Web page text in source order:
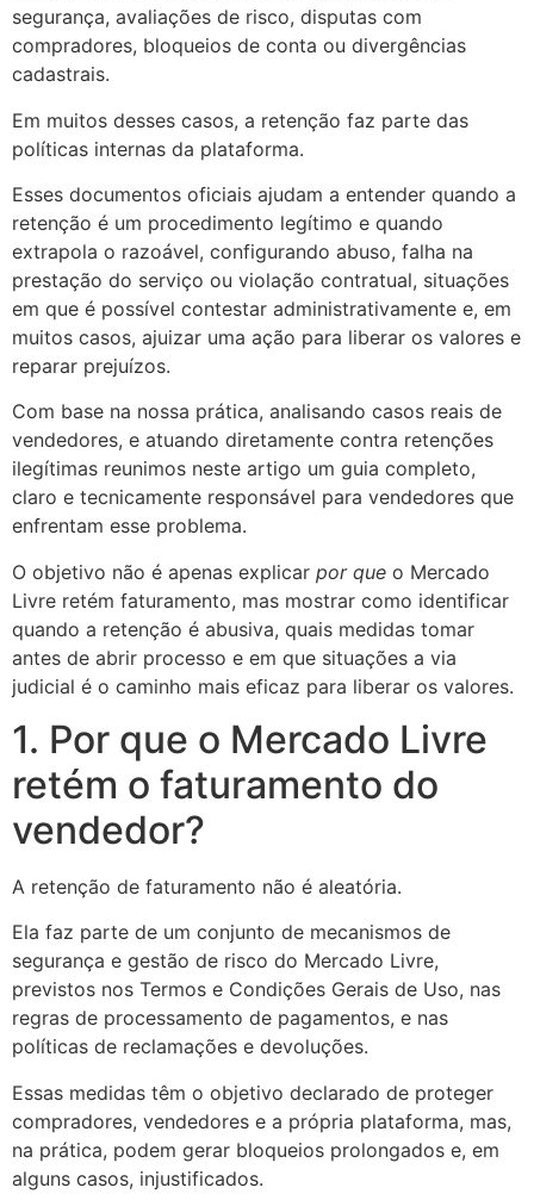
segurança, avaliações de risco, disputas com
compradores, bloqueios de conta ou divergências
cadastrais.
Em muitos desses casos, a retenção faz parte das
políticas internas da plataforma.
Esses documentos oficiais ajudam a entender quando a
retenção é um procedimento legítimo e quando
extrapola o razoável, configurando abuso, falha na
prestação do serviço ou violação contratual, situações
em que é possível contestar administrativamente e, em
muitos casos, ajuizar uma ação para liberar os valores e
reparar prejuízos.
Com base na nossa prática, analisando casos reais de
vendedores, e atuando diretamente contra retenções
ilegítimas reunimos neste artigo um guia completo,
claro e tecnicamente responsável para vendedores que
enfrentam esse problema.
O objetivo não é apenas explicar por que o Mercado
Livre retém faturamento, mas mostrar como identificar
quando a retenção é abusiva, quais medidas tomar
antes de abrir processo e em que situações a via
judicial é o caminho mais eficaz para liberar os valores.
1. Por que o Mercado Livre
retém o faturamento do
vendedor?
A retenção de faturamento não é aleatória.
Ela faz parte de um conjunto de mecanismos de
segurança e gestão de risco do Mercado Livre,
previstos nos Termos e Condições Gerais de Uso, nas
regras de processamento de pagamentos, e nas
políticas de reclamações e devoluções.
Essas medidas têm o objetivo declarado de proteger
compradores, vendedores e a própria plataforma, mas,
na prática, podem gerar bloqueios prolongados e, em
alguns casos, injustificados.